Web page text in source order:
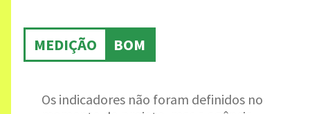
MEDIÇÃO BOM
Os indicadores não foram definidos no